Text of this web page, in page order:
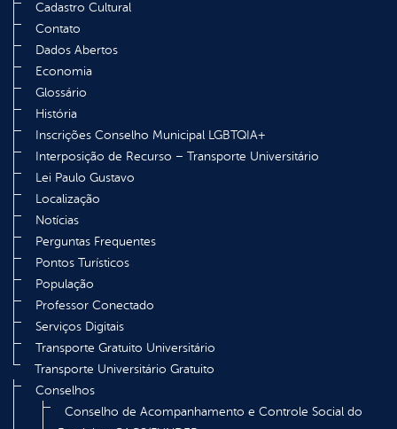
Cadastro Cultural
Contato
Dados Abertos
Economia
Glossário
História
Inscrições Conselho Municipal LGBTQIA+
Interposição de Recurso – Transporte Universitário
Lei Paulo Gustavo
Localização
Notícias
Perguntas Frequentes
Pontos Turísticos
População
Professor Conectado
Serviços Digitais
Transporte Gratuito Universitário
Transporte Universitário Gratuito
Conselhos
Conselho de Acompanhamento e Controle Social do